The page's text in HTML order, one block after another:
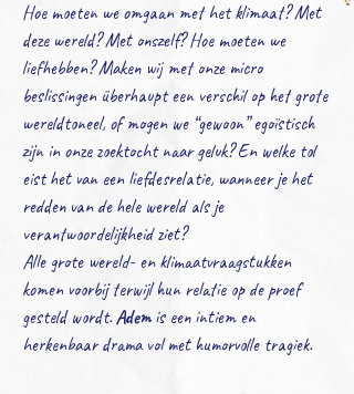
Hoe moeten we omgaan met het klimaat? Met
deze wereld? Met onszelf? Hoe moeten we
liefhebben? Maken wij met onze micro
beslissingen überhaupt een verschil op het grote
wereldtoneel, of mogen we “gewoon” egoïstisch
zijn in onze zoektocht naar geluk? En welke tol
eist het van een liefdesrelatie, wanneer je het
redden van de hele wereld als je
verantwoordelijkheid ziet?
Alle grote wereld- en klimaatvraagstukken
komen voorbij terwijl hun relatie op de proef
gesteld wordt.Ademis een intiem en
herkenbaar drama vol met humorvolle tragiek.